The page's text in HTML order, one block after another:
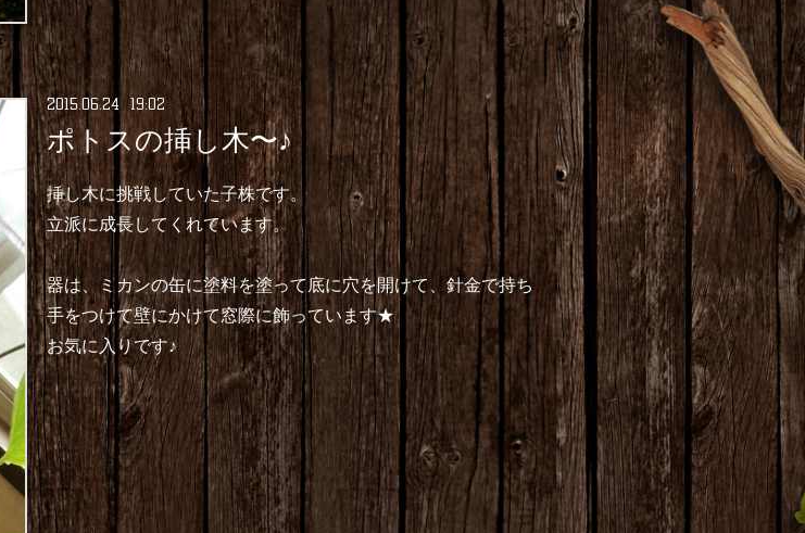
2015.06.24 19:02
ポトスの挿し木〜♪
挿し木に挑戦していた子株です。
立派に成長してくれています。
器は、ミカンの缶に塗料を塗って底に穴を開けて、針金で持ち
手をつけて壁にかけて窓際に飾っています★
お気に入りです♪